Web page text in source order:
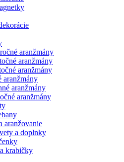
aranžmány
aranžmány
aranžmány
aranžmány
aranžmány
aranžmány
aranžovanie
a doplnky
krabičky